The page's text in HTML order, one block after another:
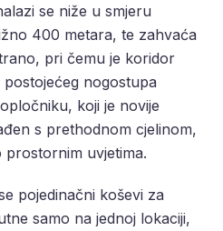
se niže u smjeru
400 metara, te zahvaća
pri čemu je koridor
nogostupa
koji je novije
s prethodnom cjelinom,
uvjetima.
pojedinačni koševi za
samo na jednoj lokaciji,